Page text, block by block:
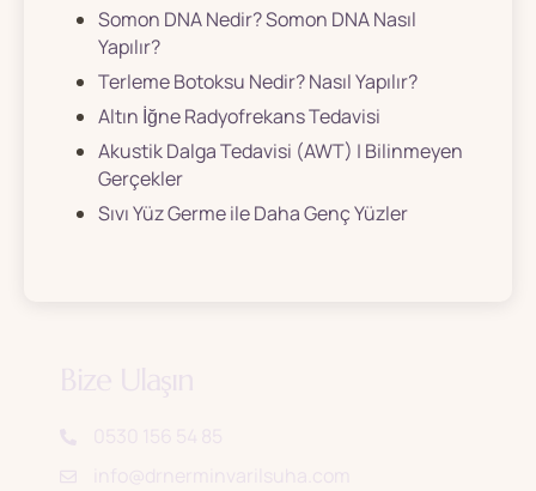
Somon DNA Nedir? Somon DNA Nasıl
Yapılır?
Terleme Botoksu Nedir? Nasıl Yapılır?
Altın İğne Radyofrekans Tedavisi
Akustik Dalga Tedavisi (AWT) | Bilinmeyen
Gerçekler
Sıvı Yüz Germe ile Daha Genç Yüzler